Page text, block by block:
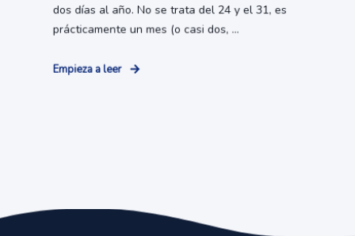
dos días al año. No se trata del 24 y el 31, es
prácticamente un mes (o casi dos, ...
Empieza a leer